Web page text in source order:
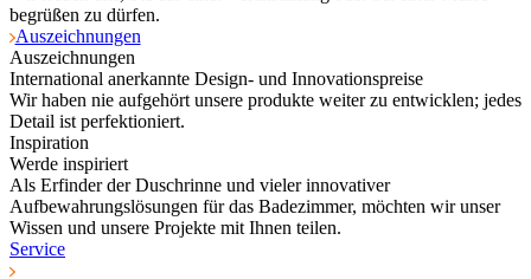
begrüßen zu dürfen.
Auszeichnungen
Auszeichnungen
International anerkannte Design- und Innovationspreise
Wir haben nie aufgehört unsere produkte weiter zu entwicklen; jedes
Detail ist perfektioniert.
Inspiration
Werde inspiriert
Als Erfinder der Duschrinne und vieler innovativer
Aufbewahrungslösungen für das Badezimmer, möchten wir unser
Wissen und unsere Projekte mit Ihnen teilen.
Service